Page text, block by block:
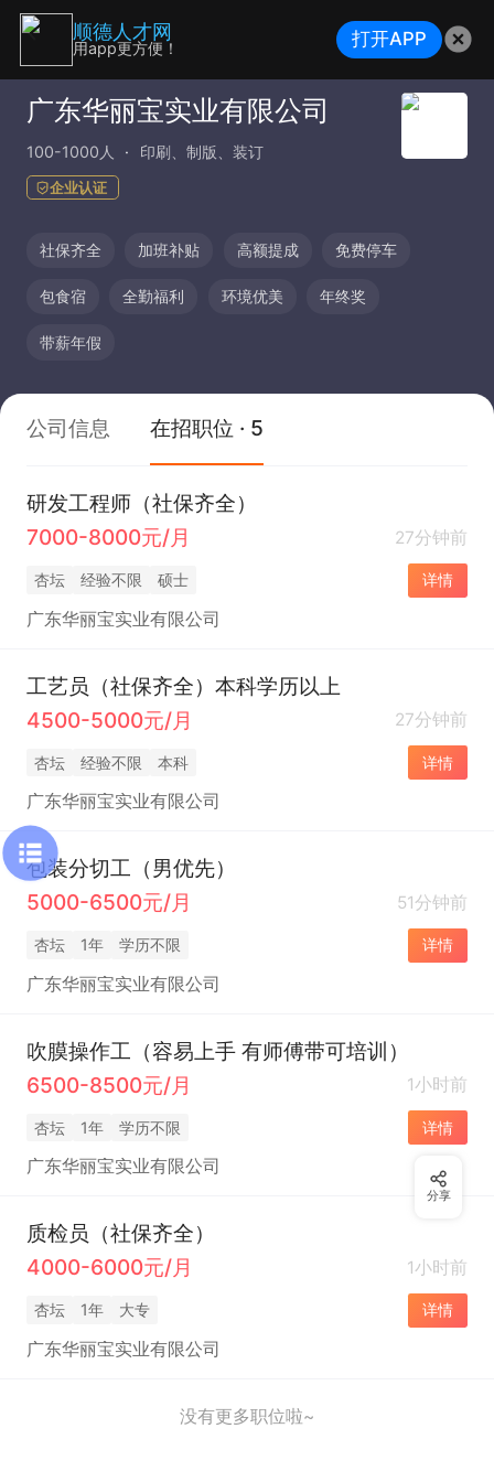
广东华丽宝实业有限公司
100-1000人 印刷、制版、装订
企业认证
社保齐全 加班补贴 高额提成 免费停车
包食宿 全勤福利 环境优美 年终奖
带薪年假
公司信息 在招职位 · 5
研发工程师（社保齐全）
7000-8000元/月
27分钟前
杏坛 经验不限 硕士 详情
广东华丽宝实业有限公司
工艺员（社保齐全）本科学历以上
4500-5000元/月
27分钟前
杏坛 经验不限 本科 详情
广东华丽宝实业有限公司
包装分切工（男优先）
5000-6500元/月
51分钟前
杏坛 1年 学历不限 详情
广东华丽宝实业有限公司
吹膜操作工（容易上手 有师傅带可培训）
6500-8500元/月
1小时前
杏坛 1年 学历不限 详情
广东华丽宝实业有限公司
质检员（社保齐全）
4000-6000元/月
1小时前
杏坛 1年 大专 详情
广东华丽宝实业有限公司
没有更多职位啦~
分享
顺德人才网
用app更方便！ 打开APP